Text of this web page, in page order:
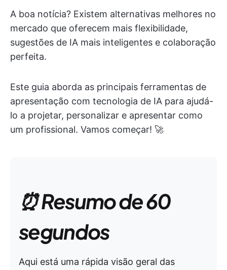
A boa notícia? Existem alternativas melhores no
mercado que oferecem mais flexibilidade,
sugestões de IA mais inteligentes e colaboração
perfeita.
Este guia aborda as principais ferramentas de
apresentação com tecnologia de IA para ajudá-
lo a projetar, personalizar e apresentar como
um profissional. Vamos começar! 🚀
⏰ Resumo de 60
segundos
Aqui está uma rápida visão geral das